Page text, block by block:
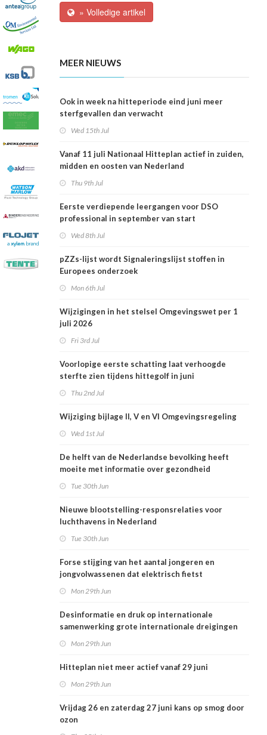
» Volledige artikel
MEER NIEUWS
Ook in week na hitteperiode eind juni meer
sterfgevallen dan verwacht
Wed 15th Jul
Vanaf 11 juli Nationaal Hitteplan actief in zuiden,
midden en oosten van Nederland
Thu 9th Jul
Eerste verdiepende leergangen voor DSO
professional in september van start
Wed 8th Jul
pZZs-lijst wordt Signaleringslijst stoffen in
Europees onderzoek
Mon 6th Jul
Wijzigingen in het stelsel Omgevingswet per 1
juli 2026
Fri 3rd Jul
Voorlopige eerste schatting laat verhoogde
sterfte zien tijdens hittegolf in juni
Thu 2nd Jul
Wijziging bijlage II, V en VI Omgevingsregeling
Wed 1st Jul
De helft van de Nederlandse bevolking heeft
moeite met informatie over gezondheid
Tue 30th Jun
Nieuwe blootstelling-responsrelaties voor
luchthavens in Nederland
Tue 30th Jun
Forse stijging van het aantal jongeren en
jongvolwassenen dat elektrisch fietst
Mon 29th Jun
Desinformatie en druk op internationale
samenwerking grote internationale dreigingen
Mon 29th Jun
Hitteplan niet meer actief vanaf 29 juni
Mon 29th Jun
Vrijdag 26 en zaterdag 27 juni kans op smog door
ozon